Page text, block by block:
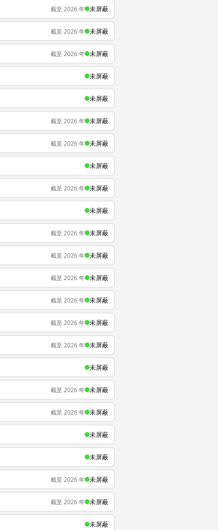
截至 2026 年 未屏蔽
截至 2026 年 未屏蔽
截至 2026 年 未屏蔽
未屏蔽
未屏蔽
截至 2026 年 未屏蔽
截至 2026 年 未屏蔽
未屏蔽
截至 2026 年 未屏蔽
未屏蔽
截至 2026 年 未屏蔽
截至 2026 年 未屏蔽
截至 2026 年 未屏蔽
截至 2026 年 未屏蔽
截至 2026 年 未屏蔽
截至 2026 年 未屏蔽
未屏蔽
截至 2026 年 未屏蔽
截至 2026 年 未屏蔽
未屏蔽
未屏蔽
截至 2026 年 未屏蔽
截至 2026 年 未屏蔽
未屏蔽